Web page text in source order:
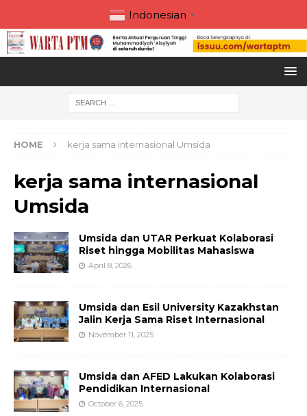
Indonesian ▼
HOME kerja sama internasional Umsida
kerja sama internasional
Umsida
Umsida dan UTAR Perkuat Kolaborasi
Riset hingga Mobilitas Mahasiswa
April 8, 2026
Umsida dan Esil University Kazakhstan
Jalin Kerja Sama Riset Internasional
November 11, 2025
Umsida dan AFED Lakukan Kolaborasi
Pendidikan Internasional
October 6, 2025